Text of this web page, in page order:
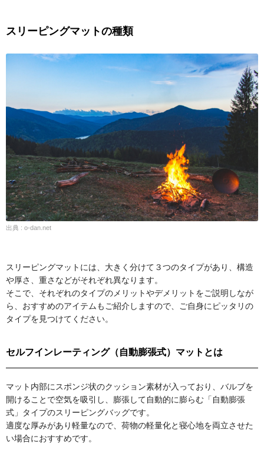
スリーピングマットの種類
出典 : o-dan.net
スリーピングマットには、大きく分けて３つのタイプがあり、構造
や厚さ、重さなどがそれぞれ異なります。
そこで、それぞれのタイプのメリットやデメリットをご説明しなが
ら、おすすめのアイテムもご紹介しますので、ご自身にピッタリの
タイプを見つけてください。
セルフインレーティング（自動膨張式）マットとは
マット内部にスポンジ状のクッション素材が入っており、バルブを
開けることで空気を吸引し、膨張して自動的に膨らむ「自動膨張
式」タイプのスリーピングバッグです。
適度な厚みがあり軽量なので、荷物の軽量化と寝心地を両立させた
い場合におすすめです。